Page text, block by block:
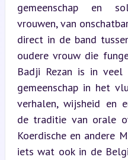
gemeenschap en
vrouwen, van
direct in de band
oudere vrouw die
Badji Rezan is in
gemeenschap in het
verhalen, wijsheid en
de traditie van orale
Koerdische en andere
iets wat ook in de